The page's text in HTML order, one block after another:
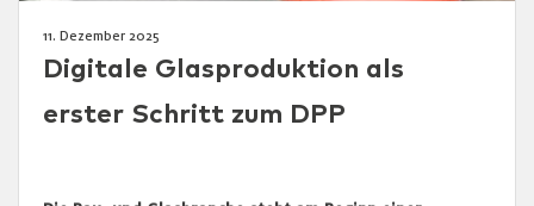
11. Dezember 2025
Digitale Glasproduktion als
erster Schritt zum DPP